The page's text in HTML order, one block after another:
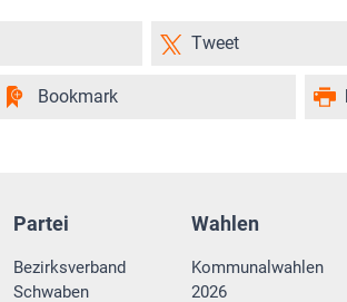
Tweet
Bookmark
Partei
Bezirksverband
Schwaben
Wahlen
Kommunalwahlen
2026